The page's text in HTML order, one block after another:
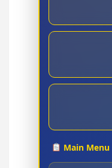
Main Menu